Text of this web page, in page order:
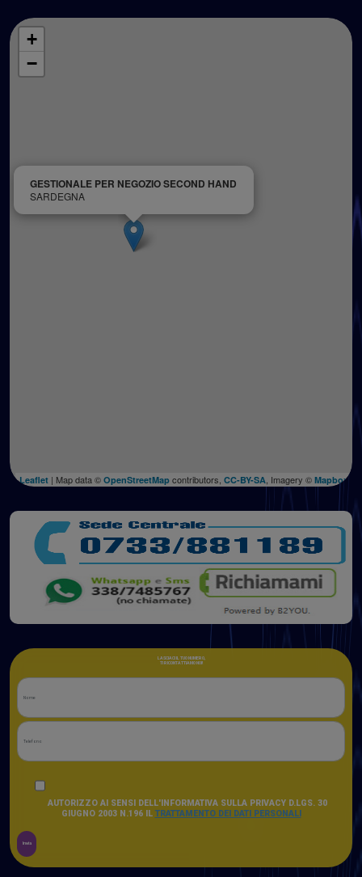
GESTIONALE PER NEGOZIO SECOND HAND
SARDEGNA
+
−
Leaflet | Map data © OpenStreetMap contributors, CC-BY-SA , Imagery © Mapbox
LASCIACI IL TUO NUMERO,
TI RICONTATTIAMO NOI!
AUTORIZZO AI SENSI DELL'INFORMATIVA SULLA PRIVACY D.LGS. 30
GIUGNO 2003 N.196 IL TRATTAMENTO DEI DATI PERSONALI
Invia